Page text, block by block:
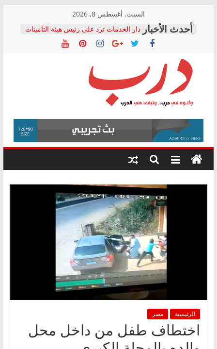
content
السبت, أغسطس 8, 2026
دار الخدمات ترد على رئيس هيئة التأمينات
بعد مؤتمره الصحفي: إنكار الأزمة لا ينهي
معاناة أصحاب المعاشات.. ونطالب بكشف
فرحات سليمان يكتب: القطاع الصحي إلى
أين؟
حزب التحالف الشعبي يطلق لجنة “الحق
في الصحة” بالإسكندرية لرصد الانتهاكات
ودعم المرضى
الوزاري لمدينة الصحفيين.. وانتهاء أعمال
إنشاء المبنى الإداري
المجلس القومي لحقوق الإنسان يعلن
متابعة قضية الدكتور محمد زهران.. ويؤكد:
قرينة البراءة وضمانات المحاكمة العادلة
درب
وأتوه
درب..
وتبقى
هي
الرئيسية مصر
اختطاف طفل من داخل محل